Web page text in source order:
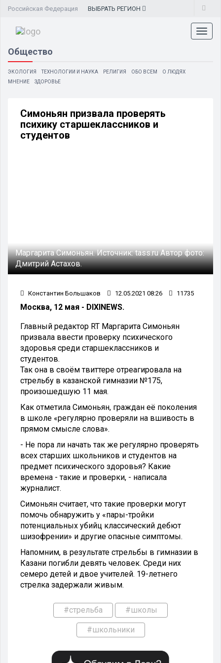
Российская Федерация ВЫБРАТЬ РЕГИОН
Общество
ЭКОЛОГИЯ ТЕХНОЛОГИИ И НАУКА РЕЛИГИЯ ОБО ВСЕМ
О ЛЮДЯХ
МНЕНИЕ
ЗДОРОВЬЕ
Симоньян призвала проверять
психику старшеклассников и
студентов
Маргарита Симоньян.Источник:tass.ruАвтор фото:
Дмитрий Астахов.
Константин Большаков 12.05.2021 08:26 11735
Москва, 12 мая - DIXINEWS.
Главный редактор RT Маргарита Симоньян
призвала ввести проверку психического
здоровья среди старшеклассников и
студентов.
Так она в своём твиттере отреагировала на
стрельбу в казанской гимназии №175,
произошедшую 11 мая.
Как отметила Симоньян, граждан её поколения
в школе «регулярно проверяли на вшивость в
прямом смысле слова».
- Не пора ли начать так же регулярно проверять
всех старших школьников и студентов на
предмет психического здоровья? Какие
времена - такие и проверки, - написала
журналист.
Симоньян считает, что такие проверки могут
помочь обнаружить у «пары-тройки
потенциальных убийц классический дебют
шизофрении» и другие опасные симптомы.
Напомним, в результате стрельбы в гимназии в
Казани погибли девять человек. Среди них
семеро детей и двое учителей. 19-летнего
стрелка задержали живым.
#стрельба #школы
#школьники